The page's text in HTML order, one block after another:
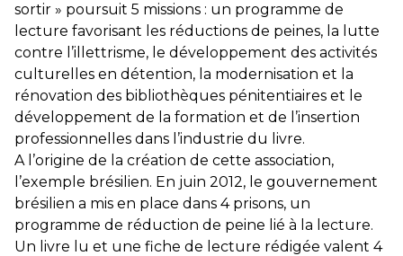
sortir » poursuit 5 missions : un programme de
lecture favorisant les réductions de peines, la lutte
contre l’illettrisme, le développement des activités
culturelles en détention, la modernisation et la
rénovation des bibliothèques pénitentiaires et le
développement de la formation et de l’insertion
professionnelles dans l’industrie du livre.
A l’origine de la création de cette association,
l’exemple brésilien. En juin 2012, le gouvernement
brésilien a mis en place dans 4 prisons, un
programme de réduction de peine lié à la lecture.
Un livre lu et une fiche de lecture rédigée valent 4